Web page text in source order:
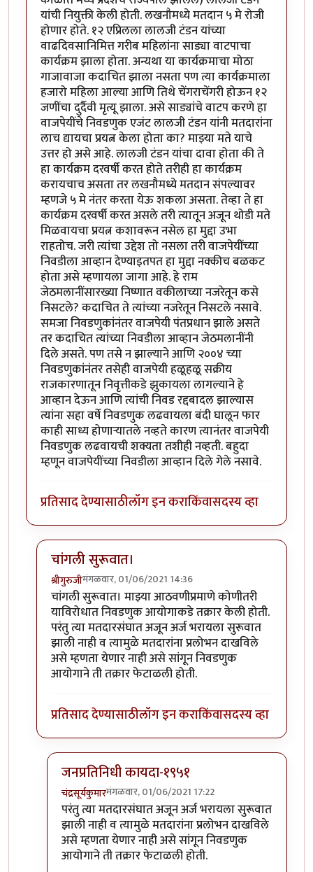
यांची नियुक्ती केली होती. लखनौमध्ये मतदान ५ मे रोजी
होणार होते. १२ एप्रिलला लालजी टंडन यांच्या
वाढदिवसानिमित्त गरीब महिलांना साड्या वाटपाचा
कार्यक्रम झाला होता. अन्यथा या कार्यक्रमाचा मोठा
गाजावाजा कदाचित झाला नसता पण त्या कार्यक्रमाला
हजारो महिला आल्या आणि तिथे चेंगराचेंगरी होऊन १२
जणींचा दुर्दैवी मृत्यू झाला. असे साड्यांचे वाटप करणे हा
वाजपेयींचे निवडणुक एजंट लालजी टंडन यांनी मतदारांना
लाच द्यायचा प्रयत्न केला होता का? माझ्या मते याचे
उत्तर हो असे आहे. लालजी टंडन यांचा दावा होता की ते
हा कार्यक्रम दरवर्षी करत होते तरीही हा कार्यक्रम
करायचाच असता तर लखनौमध्ये मतदान संपल्यावर
म्हणजे ५ मे नंतर करता येऊ शकला असता. तेव्हा ते हा
कार्यक्रम दरवर्षी करत असले तरी त्यातून अजून थोडी मते
मिळवायचा प्रयत्न कशावरून नसेल हा मुद्दा उभा
राहतोच. जरी त्यांचा उद्देश तो नसला तरी वाजपेयींच्या
निवडीला आव्हान देण्याइतपत हा मुद्दा नक्कीच बळकट
होता असे म्हणायला जागा आहे. हे राम
जेठमलानींसारख्या निष्णात वकीलाच्या नजरेतून कसे
निसटले? कदाचित ते त्यांच्या नजरेतून निसटले नसावे.
समजा निवडणुकांनंतर वाजपेयी पंतप्रधान झाले असते
तर कदाचित त्यांच्या निवडीला आव्हान जेठमलानींनी
दिले असते. पण तसे न झाल्याने आणि २००४ च्या
निवडणुकांनंतर तसेही वाजपेयी हळूहळू सक्रीय
राजकारणातून निवृत्तीकडे झुकायला लागल्याने हे
आव्हान देऊन आणि त्यांची निवड रद्दबादल झाल्यास
त्यांना सहा वर्षे निवडणुक लढवायला बंदी घालून फार
काही साध्य होणार्‍यातले नव्हते कारण त्यानंतर वाजपेयी
निवडणुक लढवायची शक्यता तशीही नव्हती. बहुदा
म्हणून वाजपेयींच्या निवडीला आव्हान दिले गेले नसावे.
प्रतिसाद देण्यासाठीलॉग इन कराकिंवासदस्य व्हा
चांगली सुरूवात।
श्रीगुरुजीमंगळवार, 01/06/2021 14:36
In reply toवाजपेयीbyचंद्रसूर्यकुमार
चांगली सुरूवात। माझ्या आठवणीप्रमाणे कोणीतरी
याविरोधात निवडणुक आयोगाकडे तक्रार केली होती.
परंतु त्या मतदारसंघात अजून अर्ज भरायला सुरूवात
झाली नाही व त्यामुळे मतदारांना प्रलोभन दाखविले
असे म्हणता येणार नाही असे सांगून निवडणुक
आयोगाने ती तक्रार फेटाळली होती.
प्रतिसाद देण्यासाठीलॉग इन कराकिंवासदस्य व्हा
जनप्रतिनिधी कायदा-१९५१
चंद्रसूर्यकुमारमंगळवार, 01/06/2021 17:22
In reply toचांगली सुरूवात।byश्रीगुरुजी
परंतु त्या मतदारसंघात अजून अर्ज भरायला सुरूवात
झाली नाही व त्यामुळे मतदारांना प्रलोभन दाखविले
असे म्हणता येणार नाही असे सांगून निवडणुक
आयोगाने ती तक्रार फेटाळली होती.